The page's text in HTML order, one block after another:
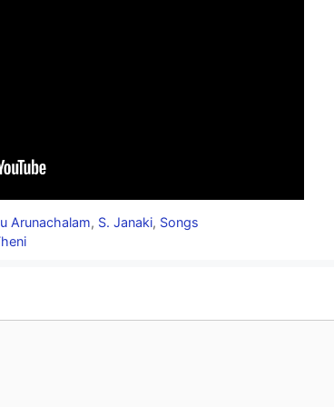
Arunachalam, S. Janaki, Songs